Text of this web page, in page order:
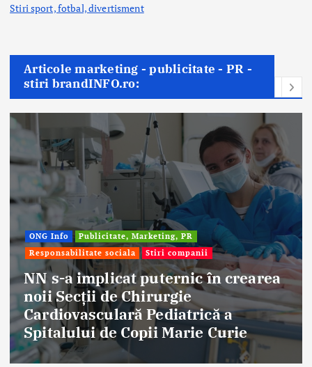
Stiri sport, fotbal,divertisment
Articole marketing - publicitate - PR -
stiri brandINFO.ro:
Afaceri & Economie
Publicitate, Marketing, PR
Stiri companii
Eternal Beauty, fondată la Salonta,
aniversat 30 de ani în industria
frumuseții